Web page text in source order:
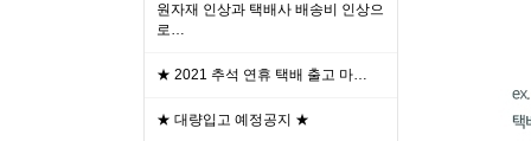
원자재 인상과 택배사 배송비 인상으
로…
★ 2021 추석 연휴 택배 출고 마…
★ 대량입고 예정공지 ★